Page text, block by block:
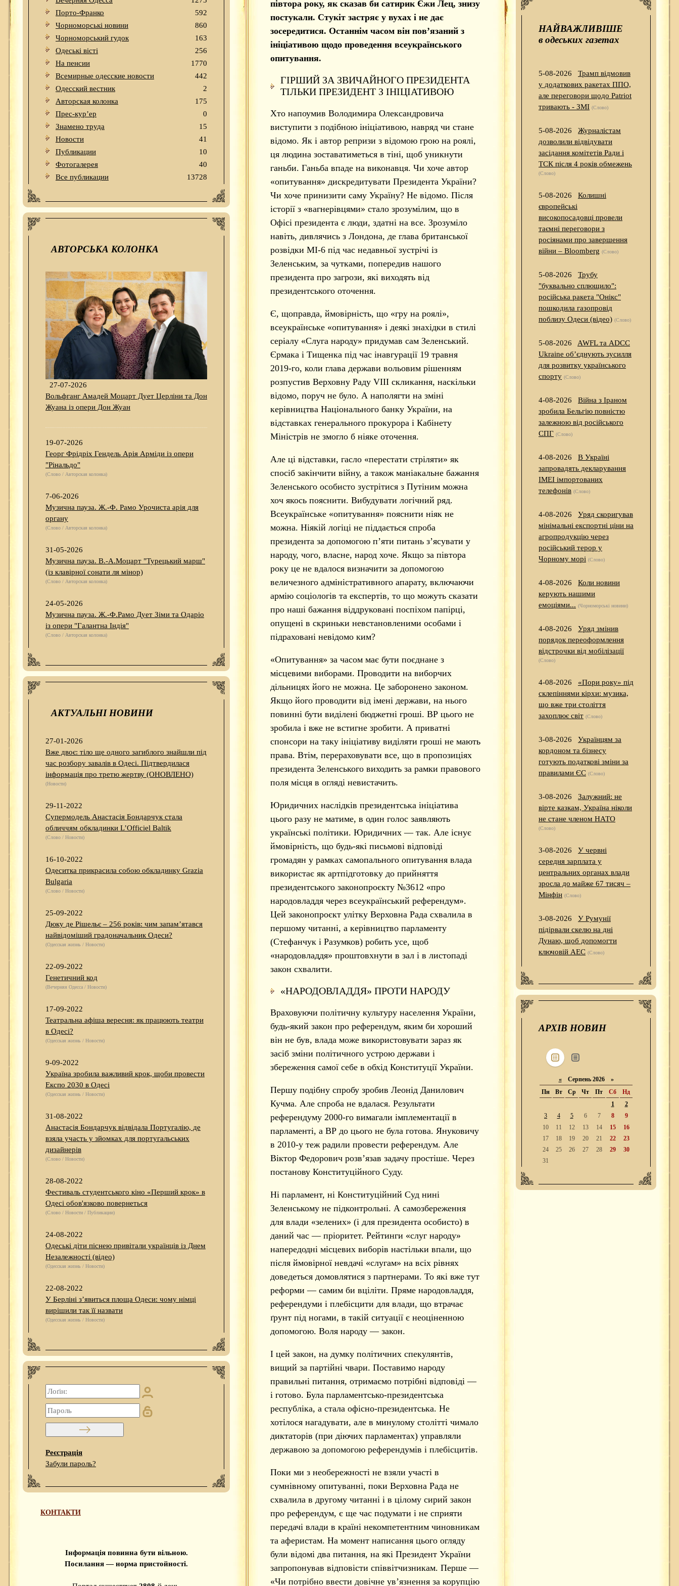
Порто-Франко
592
Чорноморські новини
860
Чорноморський гудок
163
Одеськi вiстi
256
На пенсии
1770
Всемирные одесские новости
442
Одесский вестник
2
Авторская колонка
175
Прес-кур’ер
0
Знамено труда
15
Новости
41
Публикации
10
Фотогалерея
40
Все публикации
13728
АВТОРСЬКА КОЛОНКА
27-07-2026
Вольфганг Амадей Моцарт Дует Церліни та Дон
Жуана із опери Дон Жуан
19-07-2026
Георг Фрідріх Гендель Арія Арміди із опери
"Рінальдо"
(Слово / Авторская колонка)
7-06-2026
Музична пауза. Ж.-Ф. Рамо Урочиста арія для
органу
(Слово / Авторская колонка)
31-05-2026
Музична пауза. В.-А.Моцарт "Турецький марш"
(із клавірної сонати ля мінор)
(Слово / Авторская колонка)
24-05-2026
Музична пауза. Ж.-Ф.Рамо Дует Зіми та Одаріо
із опери "Галантна Індія"
(Слово / Авторская колонка)
АКТУАЛЬНІ НОВИНИ
27-01-2026
Вже двоє: тіло ще одного загиблого знайшли під
час розбору завалів в Одесі. Підтвердилася
інформація про третю жертву (ОНОВЛЕНО)
(Новости)
29-11-2022
Супермодель Анастасія Бондарчук стала
обличчям обкладинки L’Officiel Baltik
(Слово / Новости)
16-10-2022
Одеситка прикрасила собою обкладинку Grazia
Bulgaria
(Слово / Новости)
25-09-2022
Дюку де Рішельє – 256 років: чим запам’ятався
найвідоміший градоначальник Одеси?
(Одесская жизнь / Новости)
22-09-2022
Генетичний код
(Вечерняя Одесса / Новости)
17-09-2022
Театральна афіша вересня: як працюють театри
в Одесі?
(Одесская жизнь / Новости)
9-09-2022
Україна зробила важливий крок, щоби провести
Експо 2030 в Одесі
(Одесская жизнь / Новости)
31-08-2022
Анастасія Бондарчук відвідала Португалію, де
взяла участь у зйомках для португальських
дизайнерів
(Слово / Новости)
28-08-2022
Фестиваль студентського кіно «Перший крок» в
Одесі обов'язково повернеться
(Слово / Новости / Публикации)
24-08-2022
Одеські діти піснею привітали українців із Днем
Незалежності (відео)
(Одесская жизнь / Новости)
22-08-2022
У Берліні з’явиться площа Одеси: чому німці
вирішили так її назвати
(Одесская жизнь / Новости)
Реєстрація
Забули пароль?
КОНТАКТИ
Інформація повинна бути вільною.
Посилання — норма пристойності.
півтора року, як сказав би сатирик Єжи Лец, знизу
постукали. Стукіт застряє у вухах і не дає
зосередитися. Останнім часом він пов’язаний з
ініціативою щодо проведення всеукраїнського
опитування.
ГІРШИЙ ЗА ЗВИЧАЙНОГО ПРЕЗИДЕНТА
ТІЛЬКИ ПРЕЗИДЕНТ З ІНІЦІАТИВОЮ
Хто напоумив Володимира Олександровича
виступити з подібною ініціативою, навряд чи стане
відомо. Як і автор репризи з відомою грою на роялі,
ця людина зоставатиметься в тіні, щоб уникнути
ганьби. Ганьба впаде на виконавця. Чи хоче автор
«опитування» дискредитувати Президента України?
Чи хоче принизити саму Україну? Не відомо. Після
історії з «вагнерівцями» стало зрозумілим, що в
Офісі президента є люди, здатні на все. Зрозуміло
навіть, дивлячись з Лондона, де глава британської
розвідки МІ-6 під час недавньої зустрічі із
Зеленським, за чутками, попередив нашого
президента про загрози, які виходять від
президентського оточення.
Є, щоправда, ймовірність, що «гру на роялі»,
всеукраїнське «опитування» і деякі знахідки в стилі
серіалу «Слуга народу» придумав сам Зеленський.
Єрмака і Тищенка під час інавгурації 19 травня
2019-го, коли глава держави вольовим рішенням
розпустив Верховну Раду VIII скликання, наскільки
відомо, поруч не було. А наполягти на зміні
керівництва Національного банку України, на
відставках генерального прокурора і Кабінету
Міністрів не змогло б ніяке оточення.
Але ці відставки, гасло «перестати стріляти» як
спосіб закінчити війну, а також маніакальне бажання
Зеленського особисто зустрітися з Путіним можна
хоч якось пояснити. Вибудувати логічний ряд.
Всеукраїнське «опитування» пояснити ніяк не
можна. Ніякій логіці не піддається спроба
президента за допомогою п’яти питань з’ясувати у
народу, чого, власне, народ хоче. Якщо за півтора
року це не вдалося визначити за допомогою
величезного адміністративного апарату, включаючи
армію соціологів та експертів, то що можуть сказати
про наші бажання віддруковані поспіхом папірці,
опущені в скриньки невстановленими особами і
підраховані невідомо ким?
«Опитування» за часом має бути поєднане з
місцевими виборами. Проводити на виборчих
дільницях його не можна. Це заборонено законом.
Якщо його проводити від імені держави, на нього
повинні бути виділені бюджетні гроші. ВР цього не
зробила і вже не встигне зробити. А приватні
спонсори на таку ініціативу виділяти гроші не мають
права. Втім, перераховувати все, що в пропозиціях
президента Зеленського виходить за рамки правового
поля місця в огляді невистачить.
Юридичних наслідків президентська ініціатива
цього разу не матиме, в один голос заявляють
українські політики. Юридичних — так. Але існує
ймовірність, що будь-які письмові відповіді
громадян у рамках самопального опитування влада
використає як артпідготовку до прийняття
президентського законопроєкту №3612 «про
народовладдя через всеукраїнський референдум».
Цей законопроєкт улітку Верховна Рада схвалила в
першому читанні, а керівництво парламенту
(Стефанчук і Разумков) робить усе, щоб
«народовладдя» проштовхнути в зал і в листопаді
закон схвалити.
«НАРОДОВЛАДДЯ» ПРОТИ НАРОДУ
Враховуючи політичну культуру населення України,
будь-який закон про референдум, яким би хороший
він не був, влада може використовувати зараз як
засіб зміни політичного устрою держави і
збереження самої себе в обхід Конституції України.
Першу подібну спробу зробив Леонід Данилович
Кучма. Але спроба не вдалася. Результати
референдуму 2000-го вимагали імплементації в
парламенті, а ВР до цього не була готова. Януковичу
в 2010-у теж радили провести референдум. Але
Віктор Федорович розв’язав задачу простіше. Через
постанову Конституційного Суду.
Ні парламент, ні Конституційний Суд нині
Зеленському не підконтрольні. А самозбереження
для влади «зелених» (і для президента особисто) в
даний час — пріоритет. Рейтинги «слуг народу»
напередодні місцевих виборів настільки впали, що
після ймовірної невдачі «слугам» на всіх рівнях
доведеться домовлятися з партнерами. То які вже тут
реформи — самим би вціліти. Пряме народовладдя,
референдуми і плебісцити для влади, що втрачає
ґрунт під ногами, в такій ситуації є неоціненною
допомогою. Воля народу — закон.
І цей закон, на думку політичних спекулянтів,
вищий за партійні чвари. Поставимо народу
правильні питання, отримаємо потрібні відповіді —
і готово. Була парламентсько-президентська
республіка, а стала офісно-президентська. Не
хотілося нагадувати, але в минулому столітті чимало
диктаторів (при діючих парламентах) управляли
державою за допомогою референдумів і плебісцитів.
Поки ми з необережності не взяли участі в
сумнівному опитуванні, поки Верховна Рада не
схвалила в другому читанні і в цілому сирий закон
про референдум, є ще час подумати і не сприяти
передачі влади в країні некомпетентним чиновникам
та аферистам. На момент написання цього огляду
були відомі два питання, на які Президент України
запропонував відповісти співвітчизникам. Перше —
«Чи потрібно ввести довічне ув’язнення за корупцію
НАЙВАЖЛИВІШЕ
в одеських газетах
5-08-2026
Трамп відмовив
у додаткових ракетах ППО,
але переговори щодо Patriot
тривають - ЗМІ (Слово)
5-08-2026
Журналістам
дозволили відвідувати
засідання комітетів Ради і
ТСК після 4 років обмежень
(Слово)
5-08-2026
Колишні
європейські
високопосадовці провели
таємні переговори з
росіянами про завершення
війни – Bloomberg (Слово)
5-08-2026
Трубу
"буквально сплющило":
російська ракета "Онікс"
пошкодила газопровід
поблизу Одеси (відео) (Слово)
5-08-2026
AWFL та ADCC
Ukraine об’єднують зусилля
для розвитку українського
спорту (Слово)
4-08-2026
Війна з Іраном
зробила Бельгію повністю
залежною від російського
СПГ (Слово)
4-08-2026
В Україні
запровадять декларування
IMEI імпортованих
телефонів (Слово)
4-08-2026
Уряд скоригував
мінімальні експортні ціни на
агропродукцію через
російський терор у
Чорному морі (Слово)
4-08-2026
Коли новини
керують нашими
емоціями... (Чорноморські новини)
4-08-2026
Уряд змінив
порядок переоформлення
відстрочки від мобілізації
(Слово)
4-08-2026
«Пори року» під
склепіннями кірхи: музика,
що вже три століття
захоплює світ (Слово)
3-08-2026
Українцям за
кордоном та бізнесу
готують податкові зміни за
правилами ЄС (Слово)
3-08-2026
Залужний: не
вірте казкам, Україна ніколи
не стане членом НАТО
(Слово)
3-08-2026
У червні
середня зарплата у
центральних органах влади
зросла до майже 67 тисяч –
Мінфін (Слово)
3-08-2026
У Румунії
підірвали скелю на дні
Дунаю, щоб допомогти
ключовій АЕС (Слово)
АРХІВ НОВИН
«Серпень 2026 »
Пн
Вт Ср Чт Пт Сб
Нд
1
2
3
4 5 6 7 8
9
10
11 12 13 14 15
16
17
18 19 20 21 22
23
24
25 26 27 28 29
30
31